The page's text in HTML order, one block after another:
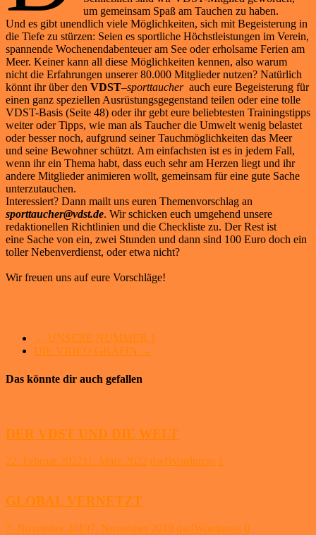
um gemeinsam Spaß am Tauchen zu haben.
Und es gibt unendlich viele Möglichkeiten, sich mit Begeisterung in
die Tiefe zu stürzen: Seien es sportliche Höchstleistungen im Verein,
spannende Wochenendabenteuer am See oder erholsame Ferien am
Meer. Keiner kann all diese Möglichkeiten kennen, also warum
nicht die Erfahrungen unserer 80.000 Mitglieder nutzen? Natürlich
könnt ihr über den VDST–sporttaucherauch eure Begeisterung für
einen ganz speziellen Ausrüstungsgegenstand teilen oder eine tolle
VDST-Basis (Seite 48) oder ihr gebt eure beliebtesten Trainingstipps
weiter oder Tipps, wie man als Taucher die Umwelt wenig belastet
oder besser noch, aufgrund seiner Tauchmöglichkeiten das Meer
und seine Bewohner schützt. Am einfachsten ist es in jedem Fall,
wenn ihr ein Thema habt, dass euch sehr am Herzen liegt und ihr
andere Mitglieder animieren wollt, gemeinsam für eine gute Sache
unterzutauchen.
Interessiert? Dann mailt uns euren Themenvorschlag an
sporttaucher@vdst.de. Wir schicken euch umgehend unsere
redaktionellen Richtlinien und die Checkliste zu. Der Rest ist
eine Sache von ein, zwei Stunden und dann sind 100 Euro doch ein
toller Nebenverdienst, oder etwa nicht?
Wir freuen uns auf eure Vorschläge!
← UNSERE NUMMER 1
DIE VIDEO GRÄFIN →
Das könnte dir auch gefallen
DER VDST UND DIE WELT
22. Februar 202211. März 2022 dwfWordpress 1
GLOBAL VERNETZT
7. November 20197. November 2019 dwfWordpress 0